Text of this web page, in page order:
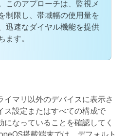
このアプローチは、監視メ
制限し、帯域幅の使用量を
迅速なダイヤル機能を提供
ます。
イマリ以外のデバイスに表示さ
ス設定またはすべての構成で
になっていることを確認してく
搭載端末では、デフォルト